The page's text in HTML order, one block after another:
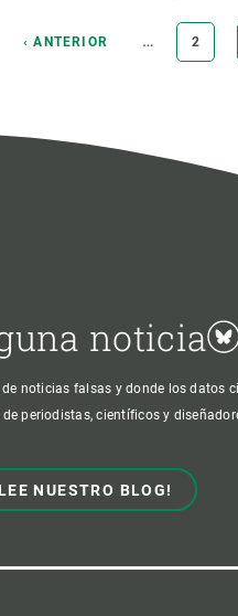
PÁGINA
‹ ANTERIOR … 2
noticia
noticias falsas y donde los datos
periodistas, científicos y
NUESTRO BLOG!